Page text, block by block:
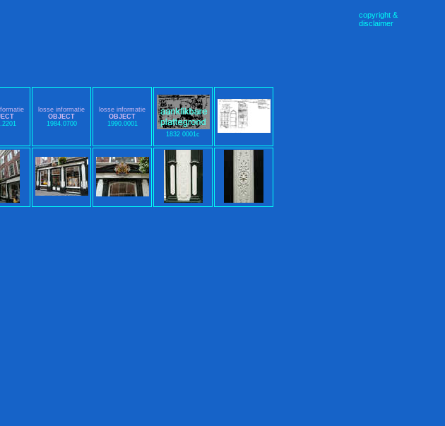
copyright &
disclaimer
losse informatie
OBJECT
1984.0700
losse informatie
OBJECT
1990.0001
1832 0001c